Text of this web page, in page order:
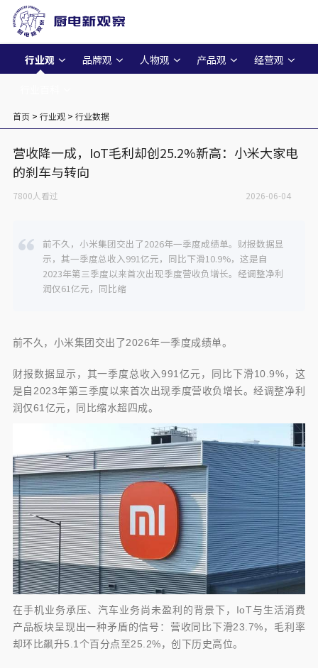
行业观 品牌观 人物观 产品观 经营观
首页> 行业观> 行业数据
营收降一成，IoT毛利却创25.2%新高：小米大家电
的刹车与转向
7800人看过 2026-06-04
前不久，小米集团交出了2026年一季度成绩单。财报数据显
示，其一季度总收入991亿元，同比下滑10.9%，这是自
前不久，小米集团交出了2026年一季度成绩单。
财报数据显示，其一季度总收入991亿元，同比下滑10.9%，这
是自2023年第三季度以来首次出现季度营收负增长。经调整净利
润仅61亿元，同比缩水超四成。
在手机业务承压、汽车业务尚未盈利的背景下，IoT与生活消费
产品板块呈现出一种矛盾的信号：营收同比下滑23.7%，毛利率
却环比飙升5.1个百分点至25.2%，创下历史高位。